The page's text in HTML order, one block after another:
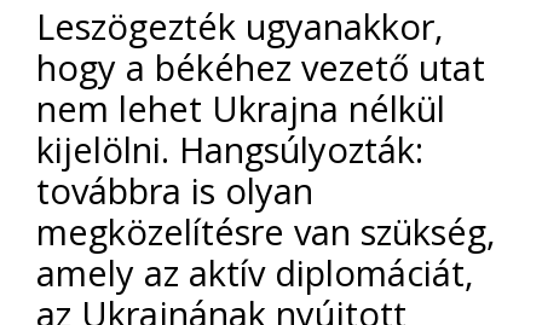
Leszögezték ugyanakkor,
hogy a békéhez vezető utat
nem lehet Ukrajna nélkül
kijelölni. Hangsúlyozták:
továbbra is olyan
megközelítésre van szükség,
amely az aktív diplomáciát,
az Ukrajnának nyújtott